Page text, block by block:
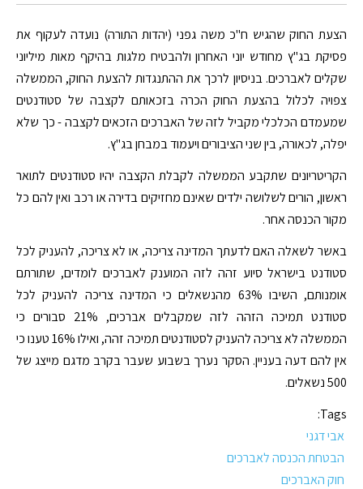
הצעת החוק שהגיש ח"כ משה גפני (יהדות התורה) נועדה לעקוף את
פסיקת בג"ץ מחודש יוני האחרון ולהבטיח מלגות בהיקף מאות מיליוני
שקלים לאברכים. בניסיון לרכך את ההתנגדות להצעת החוק, הממשלה
צפויה לכלול בהצעת החוק הכרה בזכאותם לקצבה של סטודנטים
שמעמדם הכלכלי מקביל לזה של האברכים הזכאים לקצבה - כך שלא
יפלה, לכאורה, בין שני הציבורים ויעמוד במבחן בג"ץ.
הקריטריונים שתקבע הממשלה לקבלת הקצבה יהיו סטודנטים לתואר
ראשון, הורים לשלושה ילדים שאינם מחזיקים בדירה או רכב ואין להם כל
מקור הכנסה אחר.
באשר לשאלה האם לדעתך המדינה צריכה, או לא צריכה, להעניק לכל
סטודנט בישראל סיוע זהה לזה המוענק לאברכים לומדים, שתורתם
אומנותם, השיבו 63% מהנשאלים כי המדינה צריכה להעניק לכל
סטודנט תמיכה הזהה לזה שמקבלים אברכים, 21% סבורים כי
הממשלה לא צריכה להעניק לסטודנטים תמיכה זהה, ואילו 16% טענו כי
אין להם דעה בעניין. הסקר נערך בשבוע שעבר בקרב מדגם מייצג של
500 נשאלים.
Tags:
אבי דגני
הבטחת הכנסה לאברכים
חוק האברכים